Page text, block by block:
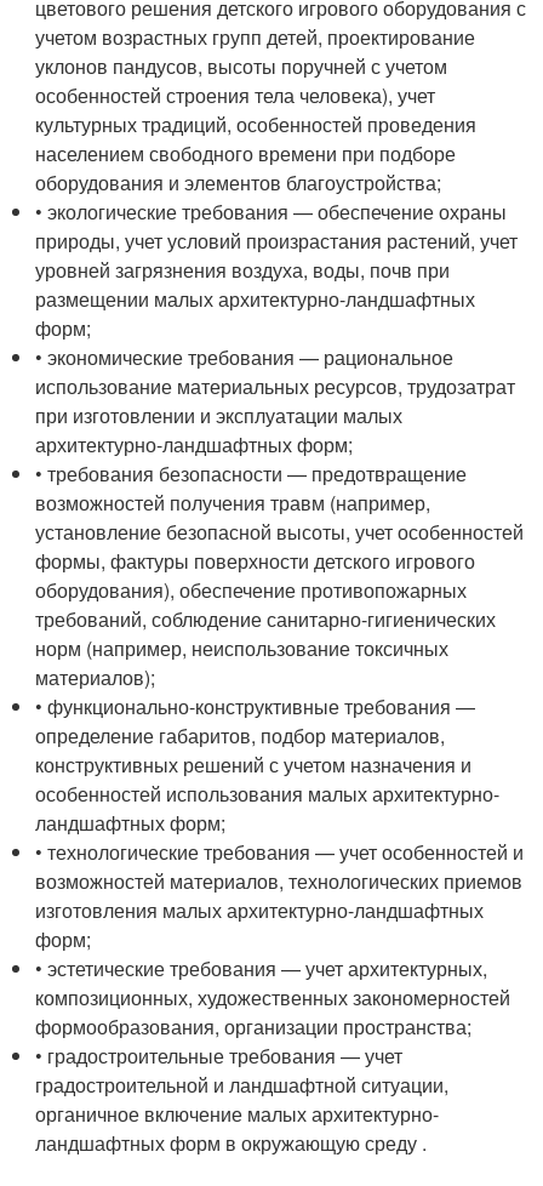
цветового решения детского игрового оборудования с
учетом возрастных групп детей, проектирование
уклонов пандусов, высоты поручней с учетом
особенностей строения тела человека), учет
культурных традиций, особенностей проведения
населением свободного времени при подборе
оборудования и элементов благоустройства;
• экологические требования — обеспечение охраны
природы, учет условий произрастания растений, учет
уровней загрязнения воздуха, воды, почв при
размещении малых архитектурно-ландшафтных
форм;
• экономические требования — рациональное
использование материальных ресурсов, трудозатрат
при изготовлении и эксплуатации малых
архитектурно-ландшафтных форм;
• требования безопасности — предотвращение
возможностей получения травм (например,
установление безопасной высоты, учет особенностей
формы, фактуры поверхности детского игрового
оборудования), обеспечение противопожарных
требований, соблюдение санитарно-гигиенических
норм (например, неиспользование токсичных
материалов);
• функционально-конструктивные требования —
определение габаритов, подбор материалов,
конструктивных решений с учетом назначения и
особенностей использования малых архитектурно-
ландшафтных форм;
• технологические требования — учет особенностей и
возможностей материалов, технологических приемов
изготовления малых архитектурно-ландшафтных
форм;
• эстетические требования — учет архитектурных,
композиционных, художественных закономерностей
формообразования, организации пространства;
• градостроительные требования — учет
градостроительной и ландшафтной ситуации,
органичное включение малых архитектурно-
ландшафтных форм в окружающую среду .